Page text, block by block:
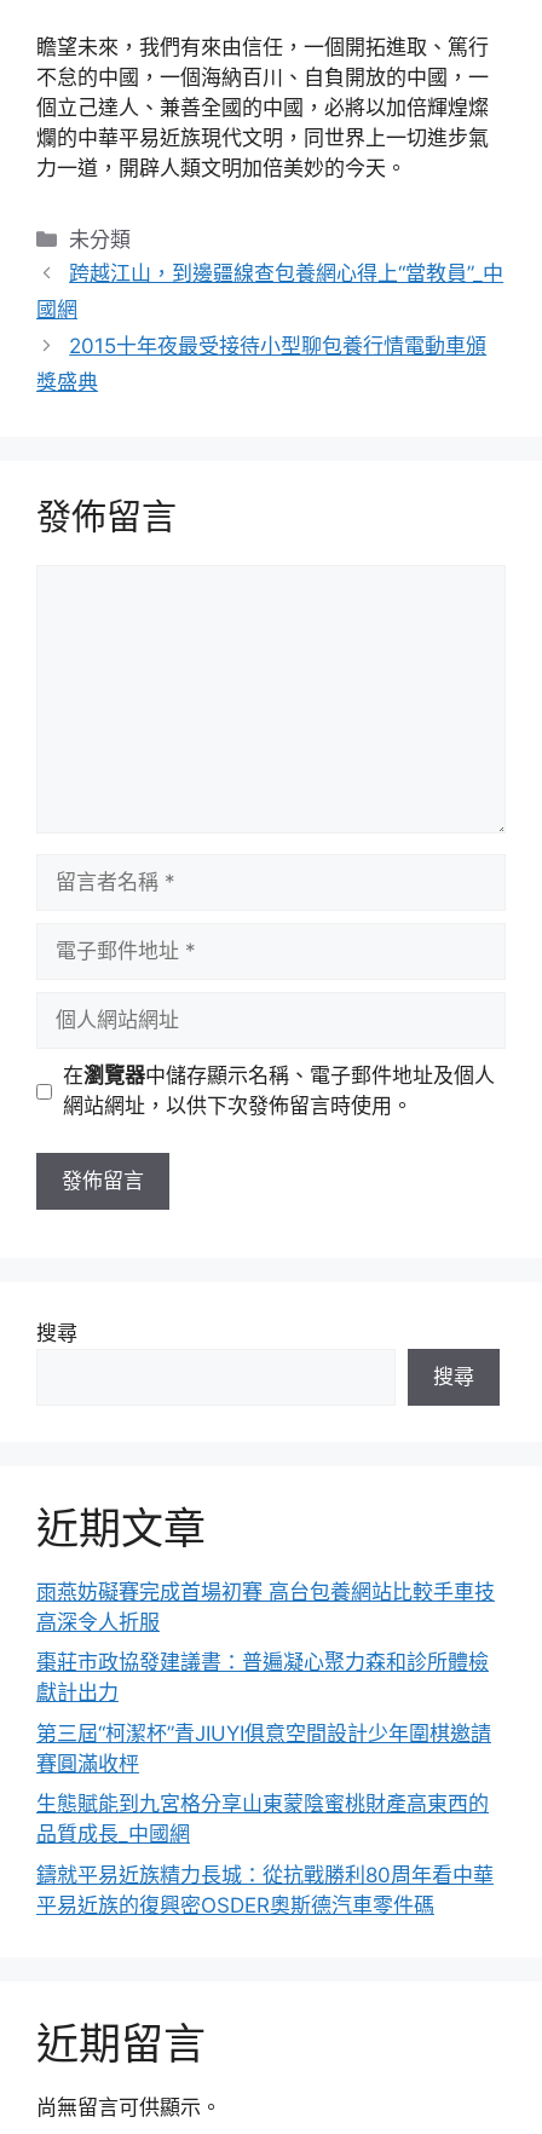
瞻望未來，我們有來由信任，一個開拓進取、篤行
不怠的中國，一個海納百川、自負開放的中國，一
個立己達人、兼善全國的中國，必將以加倍輝煌燦
爛的中華平易近族現代文明，同世界上一切進步氣
力一道，開辟人類文明加倍美妙的今天。
分
類
未分類
跨越江山，到邊疆線查包養網心得上“當教員”_中
國網
2015十年夜最受接待小型聊包養行情電動車頒
獎盛典
發佈留言
址
站
址
在瀏覽器中儲存顯示名稱、電子郵件地址及個人
網站網址，以供下次發佈留言時使用。
搜尋
搜尋
近期文章
雨燕妨礙賽完成首場初賽 高台包養網站比較手車技
高深令人折服
棗莊市政協發建議書：普遍凝心聚力森和診所體檢
獻計出力
第三屆“柯潔杯”青JIUYI俱意空間設計少年圍棋邀請
賽圓滿收枰
生態賦能到九宮格分享山東蒙陰蜜桃財產高東西的
品質成長_中國網
鑄就平易近族精力長城：從抗戰勝利80周年看中華
平易近族的復興密OSDER奧斯德汽車零件碼
近期留言
尚無留言可供顯示。